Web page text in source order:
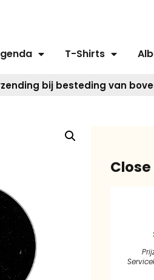
T-Shirts
bij besteding van